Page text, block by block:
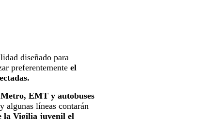
diseñado para
preferentemente el
EMT y autobuses
algunas líneas contarán
la Vigilia juvenil el